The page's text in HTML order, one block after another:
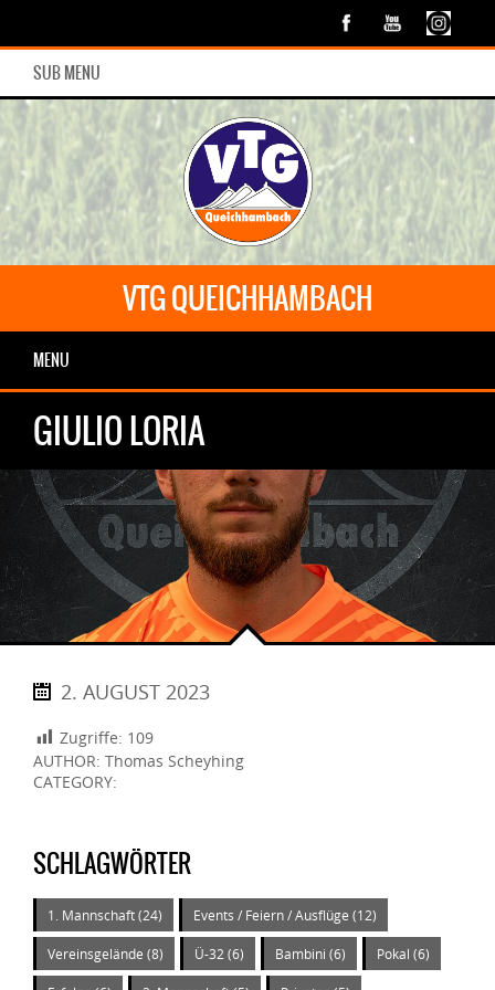
SUB MENU
VTG QUEICHHAMBACH
MENU
GIULIO LORIA
2. AUGUST 2023
Zugriffe: 109
AUTHOR: Thomas Scheyhing
CATEGORY:
SCHLAGWÖRTER
1. Mannschaft(24) Events / Feiern / Ausflüge (12)
Vereinsgelände (8) Ü-32 (6) Bambini (6) Pokal (6)